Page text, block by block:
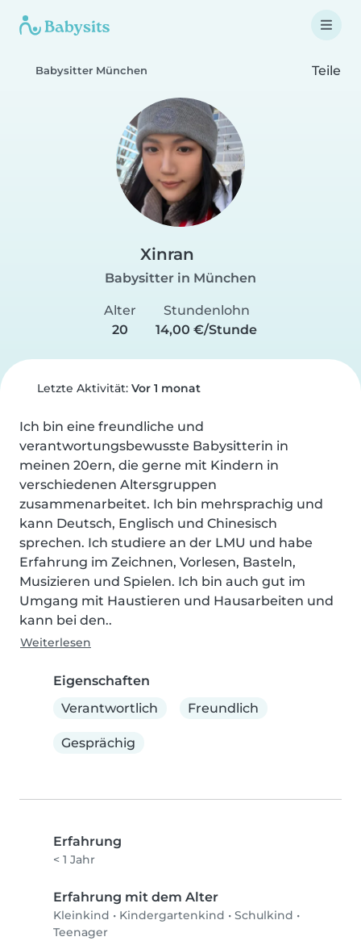
Babysitter München Teile
Xinran
Babysitter in München
Alter
20
Stundenlohn
14,00 €/Stunde
Letzte Aktivität: Vor 1 monat
Ich bin eine freundliche und
verantwortungsbewusste Babysitterin in
meinen 20ern, die gerne mit Kindern in
verschiedenen Altersgruppen
zusammenarbeitet. Ich bin mehrsprachig und
kann Deutsch, Englisch und Chinesisch
sprechen. Ich studiere an der LMU und habe
Erfahrung im Zeichnen, Vorlesen, Basteln,
Musizieren und Spielen. Ich bin auch gut im
Umgang mit Haustieren und Hausarbeiten und
kann bei den..
Weiterlesen
Eigenschaften
Verantwortlich
Freundlich
Gesprächig
Erfahrung
< 1 Jahr
Erfahrung mit dem Alter
Kleinkind • Kindergartenkind • Schulkind •
Teenager